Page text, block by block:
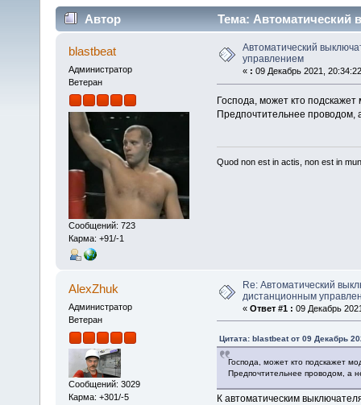
Автор
Тема: Автоматический
82089 раз)
blastbeat
Администратор
Ветеран
Сообщений: 723
Карма: +91/-1
Автоматический
управлением
« : 09 Декабрь 2021,
Господа, может кто
Предпочтительнее проводом,
Quod non est in actis, non est in
AlexZhuk
Администратор
Ветеран
Сообщений: 3029
Карма: +301/-5
Re: Автоматический
дистанционным
« Ответ #1 : 09 Декабрь
Цитата: blastbeat от 09 Декабрь
Господа, может кто подскажет
Предпочтительнее проводом, а
К автоматическим